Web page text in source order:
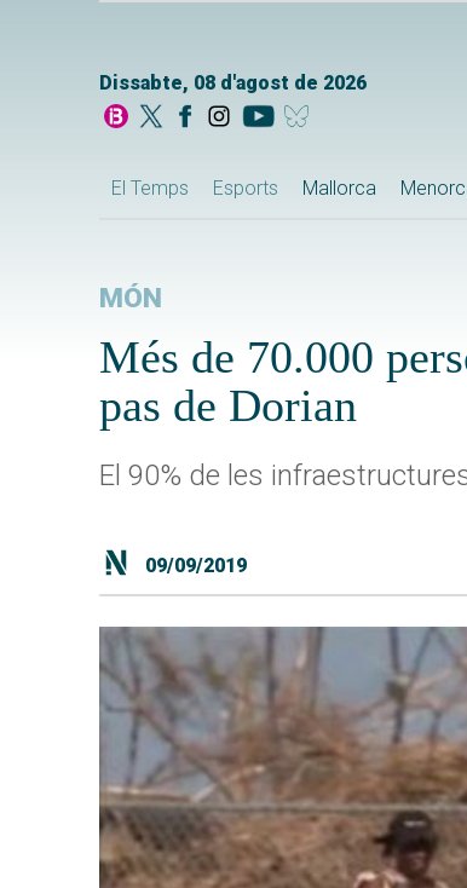
Dissabte, 08 d'agost de 2026
El Temps Esports Mallorca
MÓN
Més de 70.000
pas de Dorian
El 90% de les
09/09/2019